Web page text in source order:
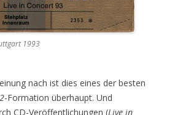
1993
nach ist dies eines der besten
-Formation überhaupt. Und
CD-Veröffentlichungen (Live in